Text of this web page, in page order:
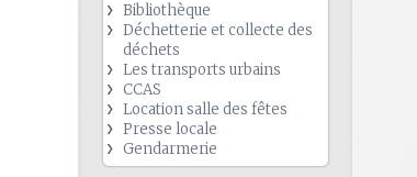
Bibliothèque
Déchetterie et collecte des
déchets
Les transports urbains
CCAS
Location salle des fêtes
Presse locale
Gendarmerie